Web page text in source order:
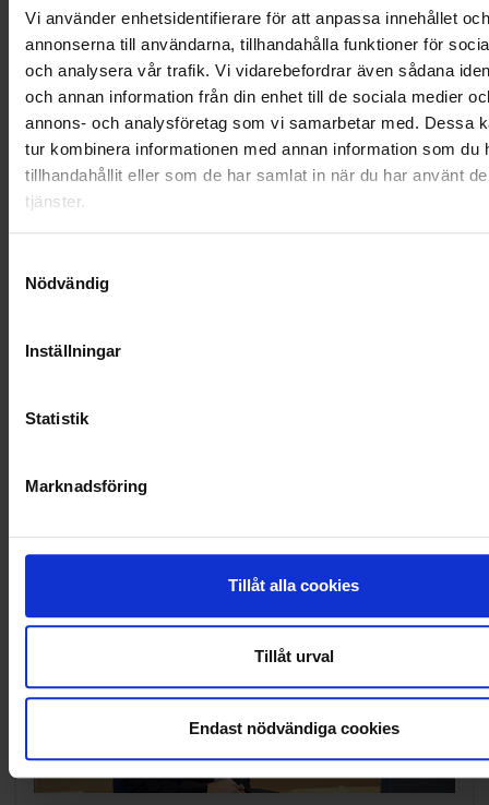
Vi använder enhetsidentifierare för att anpassa innehållet och
annonserna till användarna, tillhandahålla funktioner för
och analysera vår trafik. Vi vidarebefordrar även sådana
och annan information från din enhet till de sociala medier
annons- och analysföretag som vi samarbetar med. Dessa
tur kombinera informationen med annan information som du
tillhandahållit eller som de har samlat in när du har använt
tjänster.
Nödvändig
Inställningar
Statistik
Marknadsföring
Tillåt alla cookies
Tillåt urval
Endast nödvändiga cookies
LANDSKRONA
NYA UPPDRAG
OHLSSONS REGION SYD
OHLSSONS REGION VÄST
SAMARBETEN